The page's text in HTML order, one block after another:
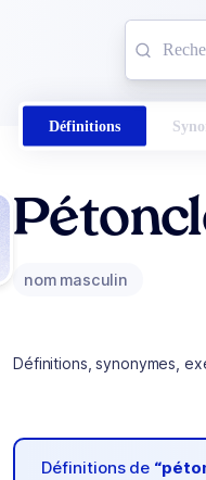
Définitions
nom masculin
Définitions, synonymes,
Définitions de